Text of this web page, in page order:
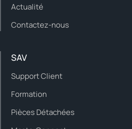
Actualité
Contactez-nous
SAV
Support Client
Formation
Pièces Détachées